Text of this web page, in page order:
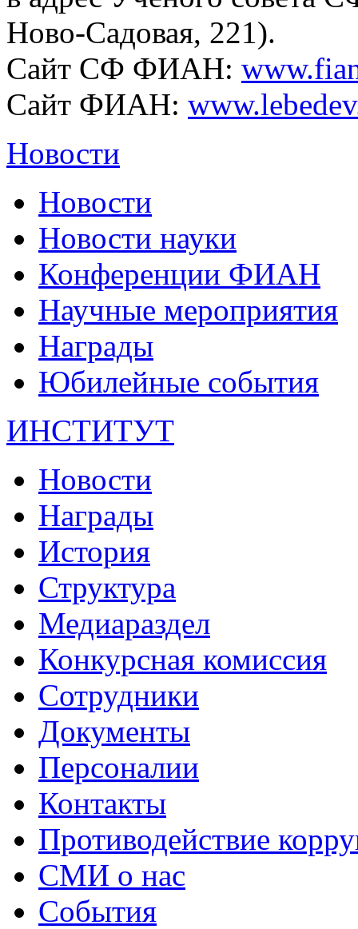
Ново-Садовая, 221).
Сайт СФ ФИАН:
Сайт ФИАН:
Новости
Новости
Новости науки
Конференции ФИАН
Научные мероприятия
Награды
Юбилейные события
ИНСТИТУТ
Новости
Награды
История
Структура
Медиараздел
Конкурсная комиссия
Сотрудники
Документы
Персоналии
Контакты
Противодействие
СМИ о нас
События